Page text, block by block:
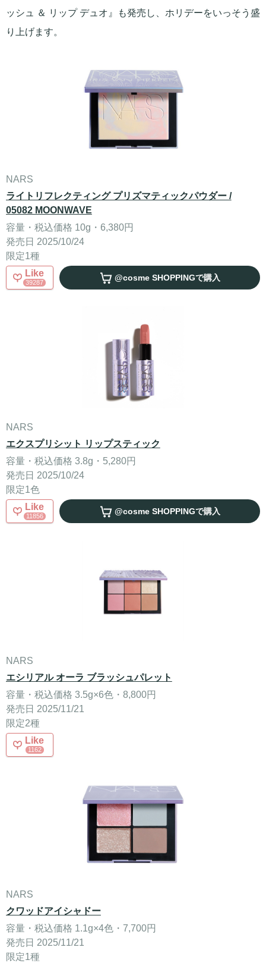
ッシュ ＆ リップ デュオ』も発売し、ホリデーをいっそう盛
り上げます。
NARS
ライトリフレクティング プリズマティックパウダー /
05082 MOONWAVE
容量・税込価格 10g・6,380円
発売日 2025/10/24
限定1種
Like
39287 @cosme SHOPPINGで購入
NARS
エクスプリシット リップスティック
容量・税込価格 3.8g・5,280円
発売日 2025/10/24
限定1色
Like
11856 @cosme SHOPPINGで購入
NARS
エシリアル オーラ ブラッシュパレット
容量・税込価格 3.5g×6色・8,800円
発売日 2025/11/21
限定2種
Like
1162
NARS
クワッドアイシャドー
容量・税込価格 1.1g×4色・7,700円
発売日 2025/11/21
限定1種